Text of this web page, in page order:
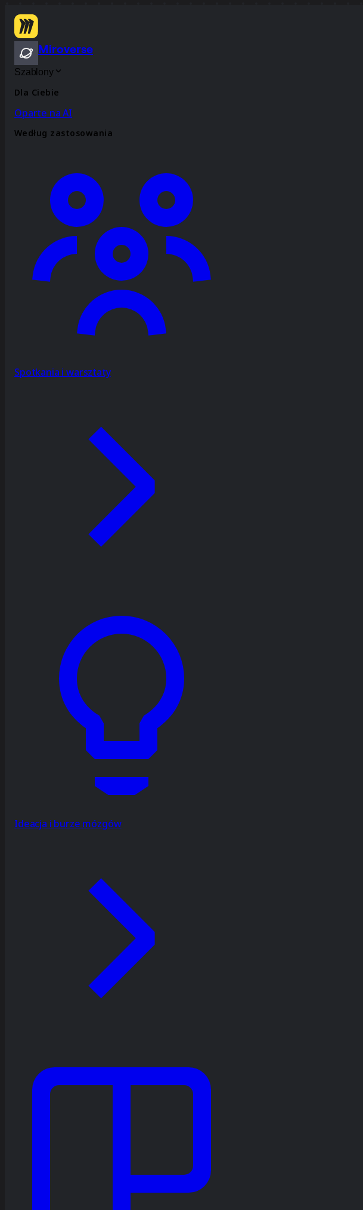
Miroverse
Szablony
Dla Ciebie
Oparte na AI
Według zastosowania
Spotkania i warsztaty
Ideacja i burze mózgów